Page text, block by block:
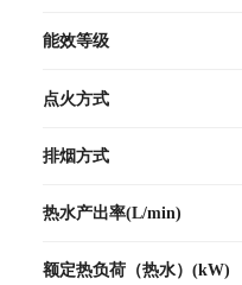
能效等级
点火方式
排烟方式
热水产出率(L/min)
额定热负荷（热水）(kW)